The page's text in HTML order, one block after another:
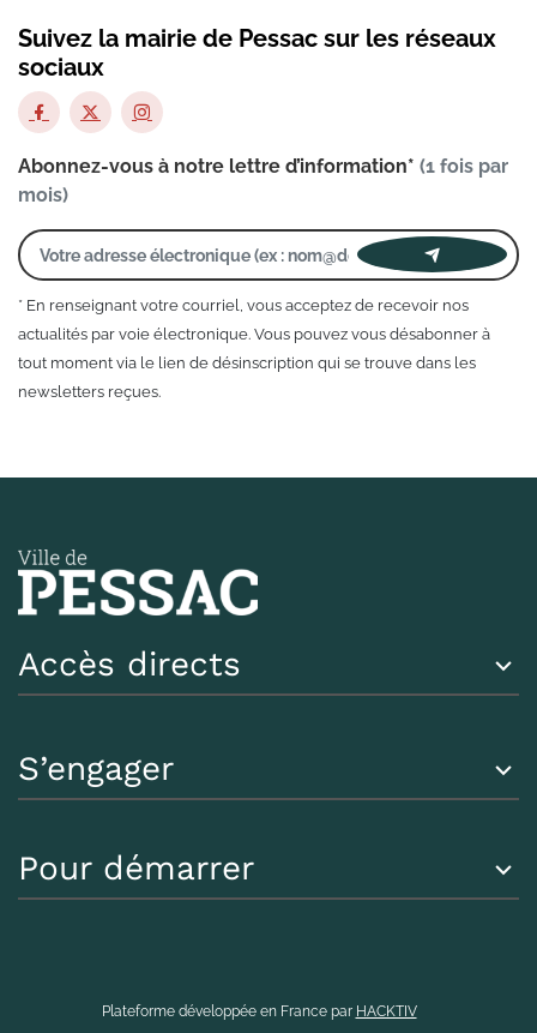
Suivez la mairie de Pessac sur les réseaux
sociaux
Abonnez-vous à notre lettre d’information* (1 fois par
mois)
* En renseignant votre courriel, vous acceptez de recevoir nos
actualités par voie électronique. Vous pouvez vous désabonner à
tout moment via le lien de désinscription qui se trouve dans les
newsletters reçues.
Accès directs
S’engager
Pour démarrer
Plateforme développée en France par HACKTIV